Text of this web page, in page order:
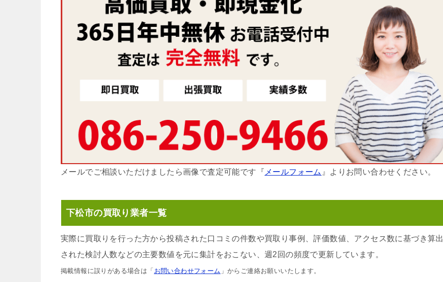
メールでご相談いただけましたら画像で査定可能です『 メールフォーム 』よりお問い合わせください。
下松市の買取り業者一覧
実際に買取りを行った方から投稿された口コミの件数や買取り事例、評価数値、アクセス数に基づき算出
された検討人数などの主要数値を元に集計をおこない、週2回の頻度で更新しています。
掲載情報に誤りがある場合は「 お問い合わせフォーム 」からご連絡お願いいたします。